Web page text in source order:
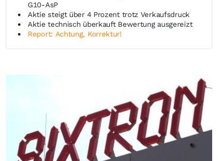
G10-AsP
Aktie steigt über 4 Prozent trotz Verkaufsdruck
Aktie technisch überkauft Bewertung ausgereizt
Report: Achtung, Korrektur!